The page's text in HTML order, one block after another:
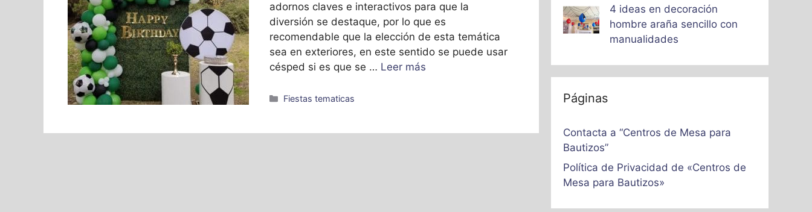
adornos claves e interactivos para que la
diversión se destaque, por lo que es
recomendable que la elección de esta temática
sea en exteriores, en este sentido se puede usar
césped si es que se … Leer más
Categorías
Fiestas tematicas
4 ideas en decoración
hombre araña sencillo con
manualidades
Páginas
Contacta a “Centros de Mesa para
Bautizos”
Política de Privacidad de «Centros de
Mesa para Bautizos»